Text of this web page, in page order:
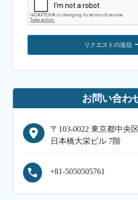
リクエストの送信
お問い合わ
〒103-0022 東京都中央
日本橋大栄ビル 7階
+81-5050505761